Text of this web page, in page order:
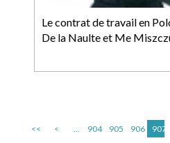
Le contrat de travail en
De la Naulte et Me
<< < ... 904 905 906 907